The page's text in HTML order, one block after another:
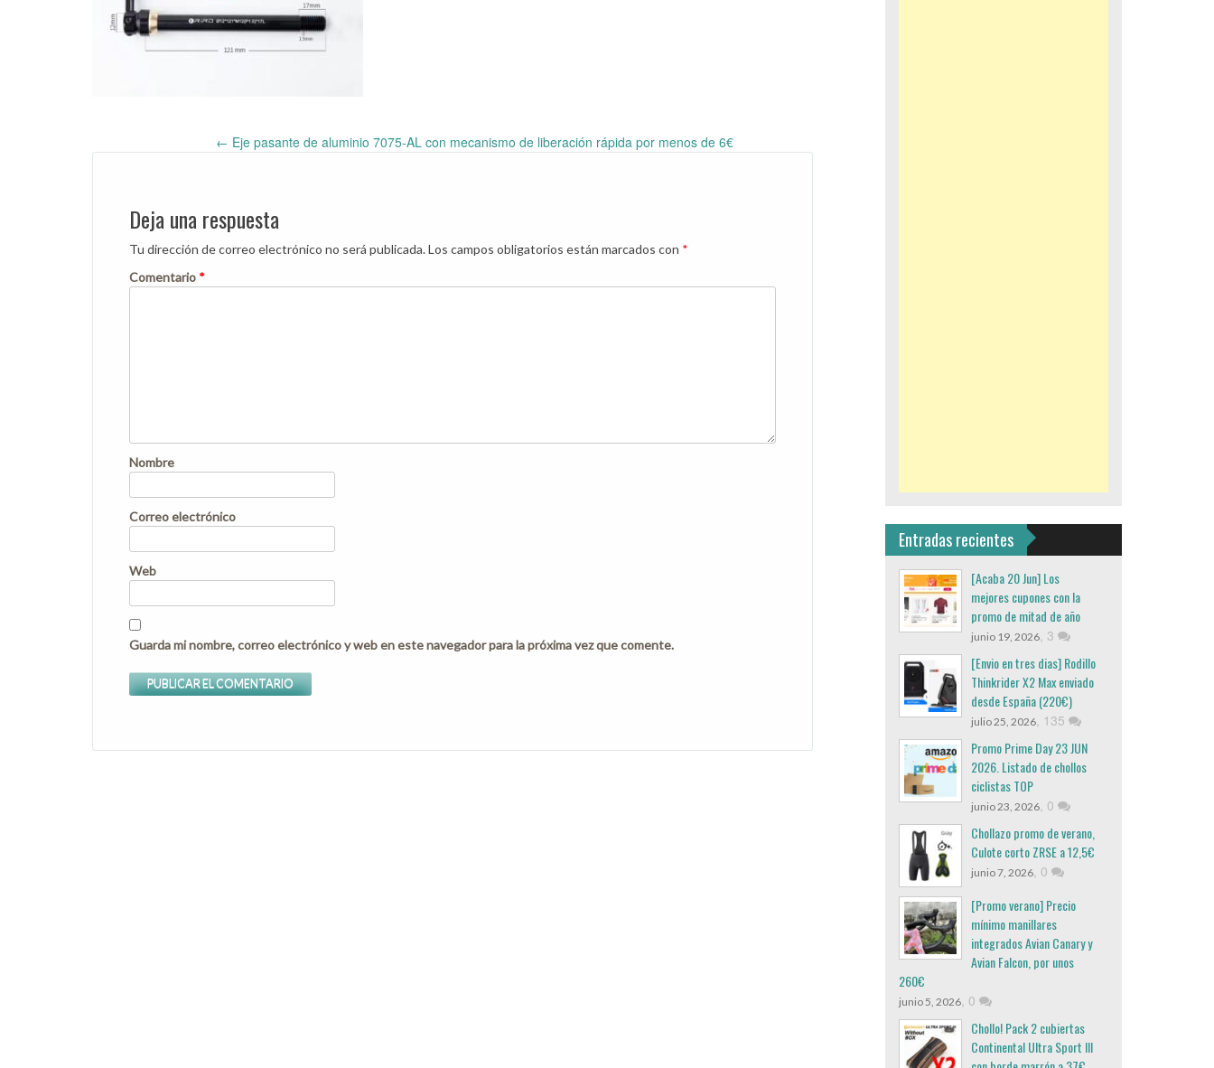
Post
navigation
← Eje pasante de aluminio 7075-AL con mecanismo de liberación rápida por menos de 6€
Deja una respuesta
Tu dirección de correo electrónico no será publicada.Los campos obligatorios están marcados con *
Comentario *
Nombre
Correo electrónico
Web
Guarda mi nombre, correo electrónico y web en este navegador para la próxima vez que comente.
Entradas recientes
[Acaba 20 Jun] Los
mejores cupones con la
promo de mitad de año
junio 19, 2026, 3
[Envio en tres dias] Rodillo
Thinkrider X2 Max enviado
desde España (220€)
julio 25, 2026, 135
Promo Prime Day 23 JUN
2026. Listado de chollos
ciclistas TOP
junio 23, 2026, 0
Chollazo promo de verano,
Culote corto ZRSE a 12,5€
junio 7, 2026, 0
[Promo verano] Precio
mínimo manillares
integrados Avian Canary y
Avian Falcon, por unos
260€
junio 5, 2026, 0
Chollo! Pack 2 cubiertas
Continental Ultra Sport III